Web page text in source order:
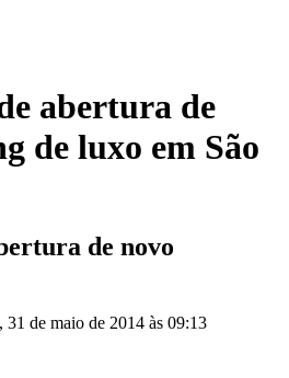
abertura de
de luxo em São
de novo
31 de maio de 2014 às 09:13